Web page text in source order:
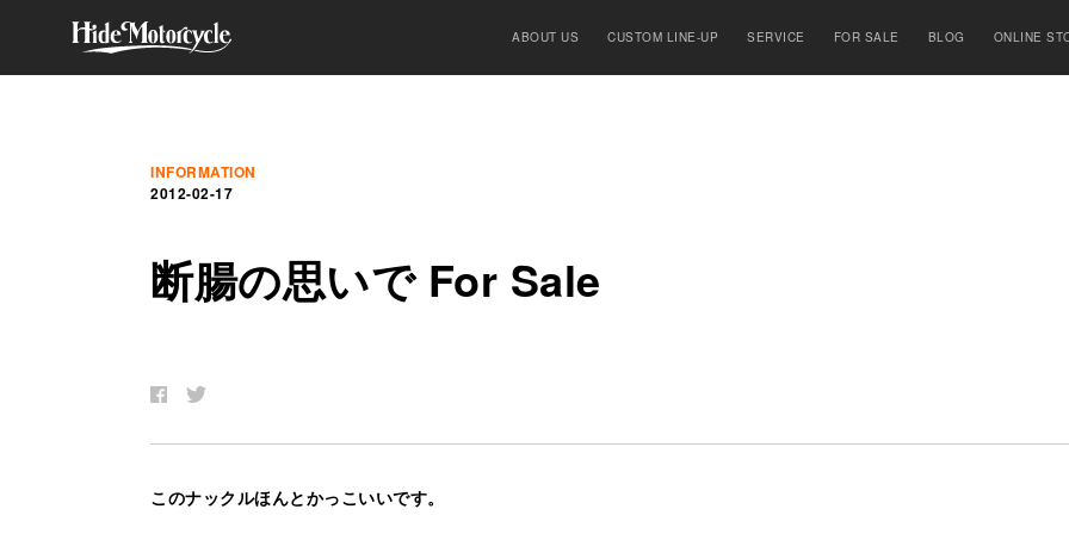
ABOUT US CUSTOM LINE-UP SERVICE FOR SALE BLOG ONLINE
INFORMATION
2012-02-17
断腸の思いでFor Sale
このナックルほんとかっこいいです。